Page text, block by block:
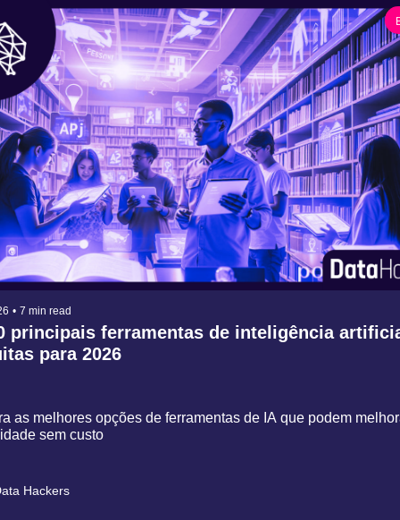
• 7 min read
principais ferramentas de inteligência
para 2026
as melhores opções de ferramentas de IA que podem
sem custo
Hackers